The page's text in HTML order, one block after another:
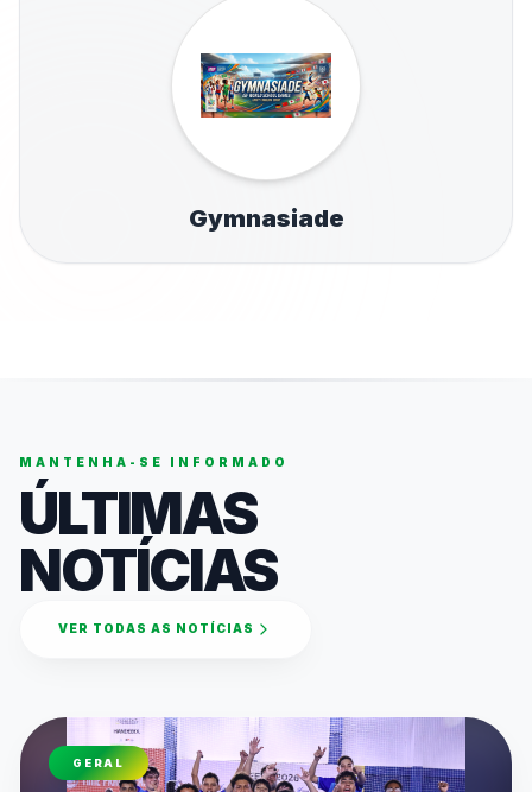
Gymnasiade
MANTENHA-SE INFORMADO
ÚLTIMAS
NOTÍCIAS
VER TODAS AS NOTÍCIAS
GERAL